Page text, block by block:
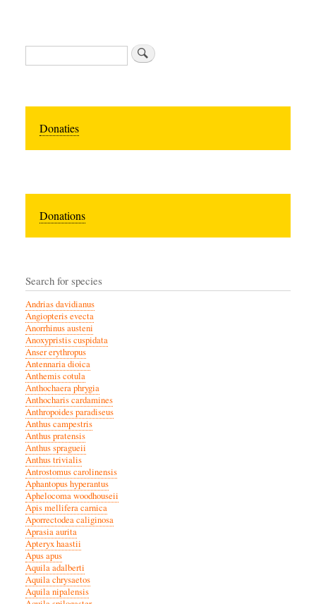
Zoeken
Donaties
Donations
Search for species
Andrias davidianus
Angiopteris evecta
Anorrhinus austeni
Anoxypristis cuspidata
Anser erythropus
Antennaria dioica
Anthemis cotula
Anthochaera phrygia
Anthocharis cardamines
Anthropoides paradiseus
Anthus campestris
Anthus pratensis
Anthus spragueii
Anthus trivialis
Antrostomus carolinensis
Aphantopus hyperantus
Aphelocoma woodhouseii
Apis mellifera carnica
Aporrectodea caliginosa
Aprasia aurita
Apteryx haastii
Apus apus
Aquila adalberti
Aquila chrysaetos
Aquila nipalensis